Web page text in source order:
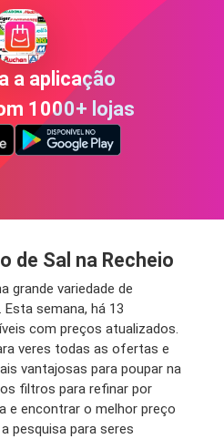
a aplicação
1000+ lojas
de Sal na Recheio
grande variedade de
Esta semana, há 13
com preços atualizados.
veres todas as ofertas e
vantajosas para poupar na
filtros para refinar por
e encontrar o melhor preço
pesquisa para seres